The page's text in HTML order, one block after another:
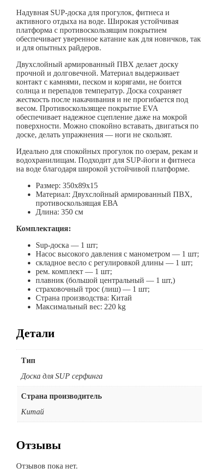
Надувная SUP-доска для прогулок, фитнеса и
активного отдыха на воде. Широкая устойчивая
платформа с противоскользящим покрытием
обеспечивает уверенное катание как для новичков, так
и для опытных райдеров.
Двухслойный армированный ПВХ делает доску
прочной и долговечной. Материал выдерживает
контакт с камнями, песком и корягами, не боится
солнца и перепадов температур. Доска сохраняет
жесткость после накачивания и не прогибается под
весом. Противоскользящее покрытие EVA
обеспечивает надежное сцепление даже на мокрой
поверхности. Можно спокойно вставать, двигаться по
доске, делать упражнения — ноги не скользят.
Идеально для спокойных прогулок по озерам, рекам и
водохранилищам. Подходит для SUP-йоги и фитнеса
на воде благодаря широкой устойчивой платформе.
Размер: 350х89х15
Материал: Двухслойный армированный ПВХ,
противоскользящая ЕВА
Длина: 350 см
Комплектация:
Sup-доска — 1 шт;
Насос высокого давления с манометром — 1 шт;
складное весло с регулировкой длины — 1 шт;
рем. комплект — 1 шт;
плавник (большой центральный — 1 шт,)
страховочный трос (лиш) — 1 шт;
Страна производства: Китай
Максимальный вес: 220 kg
Детали
Тип
Доска для SUP серфинга
Страна производитель
Китай
Отзывы
Отзывов пока нет.